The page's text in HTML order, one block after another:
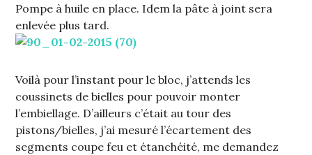
Pompe à huile en place. Idem la pâte à joint sera
enlevée plus tard.
Voilà pour l’instant pour le bloc, j’attends les
coussinets de bielles pour pouvoir monter
l’embiellage. D’ailleurs c’était au tour des
pistons/bielles, j’ai mesuré l’écartement des
segments coupe feu et étanchéité, me demandez